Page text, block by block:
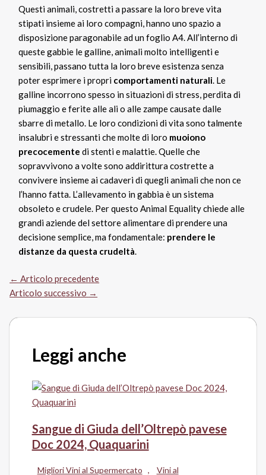
Questi animali, costretti a passare la loro breve vita
stipati insieme ai loro compagni, hanno uno spazio a
disposizione paragonabile ad un foglio A4. All’interno di
queste gabbie le galline, animali molto intelligenti e
sensibili, passano tutta la loro breve esistenza senza
poter esprimere i propri comportamenti naturali. Le
galline incorrono spesso in situazioni di stress, perdita di
piumaggio e ferite alle ali o alle zampe causate dalle
sbarre di metallo. Le loro condizioni di vita sono talmente
insalubri e stressanti che molte di loro muoiono
precocemente di stenti e malattie. Quelle che
sopravvivono a volte sono addirittura costrette a
convivere insieme ai cadaveri di quegli animali che non ce
l’hanno fatta. L’allevamento in gabbia è un sistema
obsoleto e crudele. Per questo Animal Equality chiede alle
grandi aziende del settore alimentare di prendere una
decisione semplice, ma fondamentale: prendere le
distanze da questa crudeltà.
← Articolo precedente
Articolo successivo →
Leggi anche
Sangue di Giuda dell’Oltrepò pavese
Doc 2024, Quaquarini
Migliori Vini al Supermercato ,
Vini al